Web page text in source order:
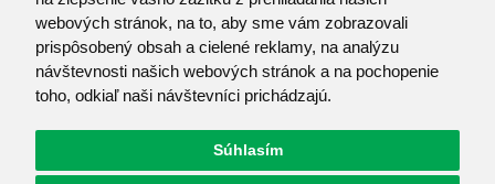
webových stránok, na to, aby sme vám zobrazovali
prispôsobený obsah a cielené reklamy, na analýzu
návštevnosti našich webových stránok a na pochopenie
toho, odkiaľ naši návštevníci prichádzajú.
Súhlasím
Zoznam použitých skratiek
Mapa stránok
RSS
Centrum predvolieb cookies